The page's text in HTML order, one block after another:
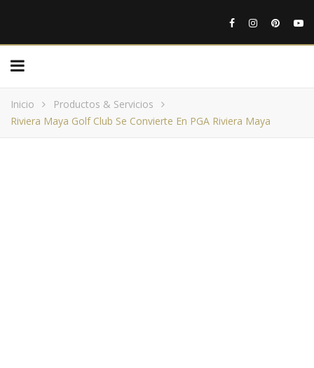
Inicio
Productos & Servicios
Riviera Maya Golf Club Se Convierte En PGA Riviera Maya